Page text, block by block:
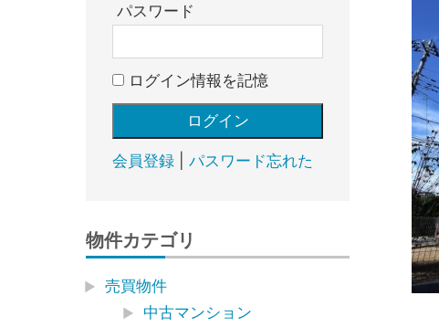
BEST
HOUSE
パスワード
ログイン情報を記憶
会員登録| パスワード忘れた
物件カテゴリ
売買物件
中古マンション